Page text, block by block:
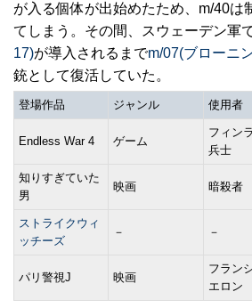
が入る個体が出始めたため、m/40は
てしまう。その間、スウェーデン軍
17)が導入されるまでm/07(ブローニ
銃として復活していた。
登場作品 ジャンル 使用者
Endless War 4 ゲーム
フィン
兵士
知りすぎていた
男
映画 暗殺者
ストライクウィ
ッチーズ
－ －
パリ警視J 映画
フラン
エロン